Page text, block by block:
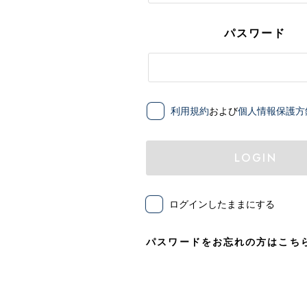
パスワード
利用規約および個人情報保護方
LOGIN
ログインしたままにする
パスワードをお忘れの方はこち